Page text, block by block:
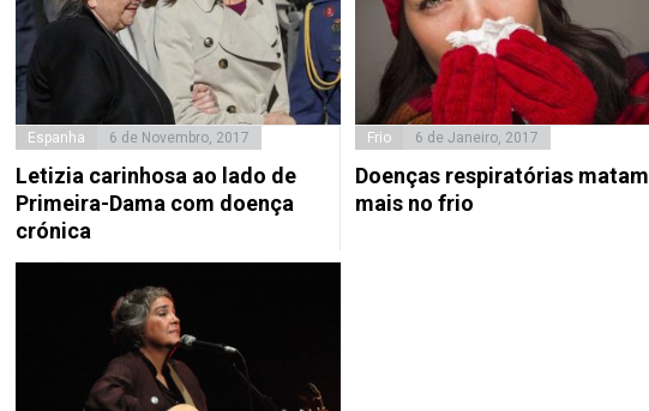
Espanha 6 de Novembro, 2017
Letizia carinhosa ao lado de
Primeira-Dama com doença
crónica
Frio 6 de Janeiro, 2017
Doenças respiratórias matam
mais no frio